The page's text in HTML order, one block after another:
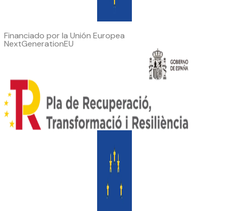
Financiado por la Unión Europea
NextGenerationEU